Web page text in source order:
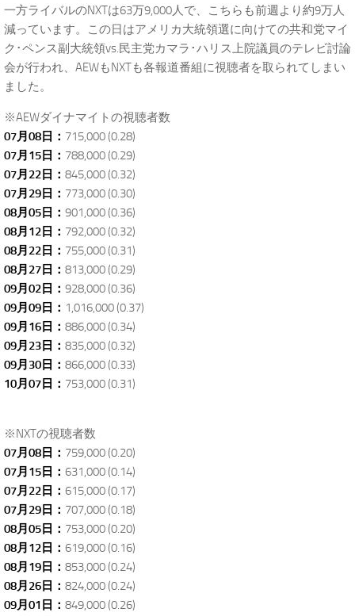
一方ライバルのNXTは63万9,000人で、こちらも前週より約9万人
減っています。この日はアメリカ大統領選に向けての共和党マイ
ク･ペンス副大統領vs.民主党カマラ･ハリス上院議員のテレビ討論
会が行われ、AEWもNXTも各報道番組に視聴者を取られてしまい
ました。
※AEWダイナマイトの視聴者数
07月08日： 715,000 (0.28)
07月15日： 788,000 (0.29)
07月22日： 845,000 (0.32)
07月29日： 773,000 (0.30)
08月05日： 901,000 (0.36)
08月12日： 792,000 (0.32)
08月22日： 755,000 (0.31)
08月27日： 813,000 (0.29)
09月02日： 928,000 (0.36)
09月09日： 1,016,000 (0.37)
09月16日： 886,000 (0.34)
09月23日： 835,000 (0.32)
09月30日： 866,000 (0.33)
10月07日： 753,000 (0.31)
※NXTの視聴者数
07月08日： 759,000 (0.20)
07月15日： 631,000 (0.14)
07月22日： 615,000 (0.17)
07月29日： 707,000 (0.18)
08月05日： 753,000 (0.20)
08月12日： 619,000 (0.16)
08月19日： 853,000 (0.24)
08月26日： 824,000 (0.24)
09月01日： 849,000 (0.26)